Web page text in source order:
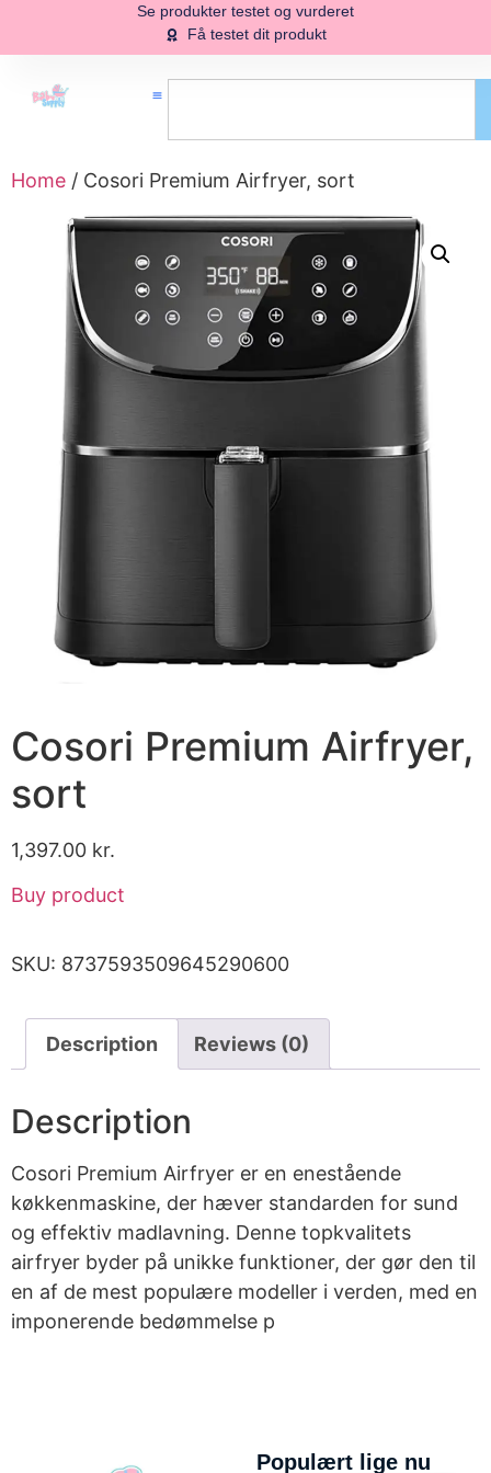
Se produkter testet og vurderet
Få testet dit produkt
Home / Cosori Premium Airfryer, sort
Cosori Premium Airfryer,
sort
1,397.00 kr.
Buy product
SKU: 8737593509645290600
Description Reviews (0)
Description
Cosori Premium Airfryer er en enestående
køkkenmaskine, der hæver standarden for sund
og effektiv madlavning. Denne topkvalitets
airfryer byder på unikke funktioner, der gør den til
en af de mest populære modeller i verden, med en
imponerende bedømmelse p
Populært lige nu